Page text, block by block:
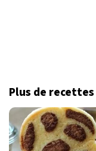
Plus de recettes